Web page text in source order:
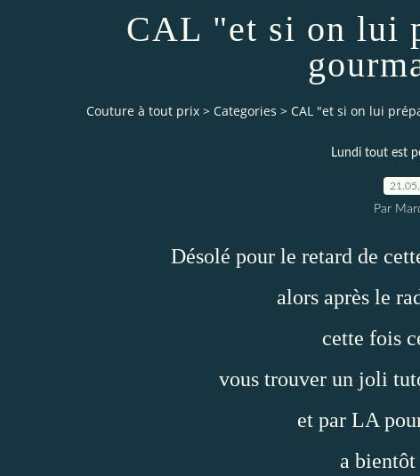
CAL "et si on lui
Couture à tout prix > Categories > CAL "et si on lui
Lundi tout est
Par
Désolé pour le retard de
alors après le
cette fois
vous trouver un joli
et par LA
a